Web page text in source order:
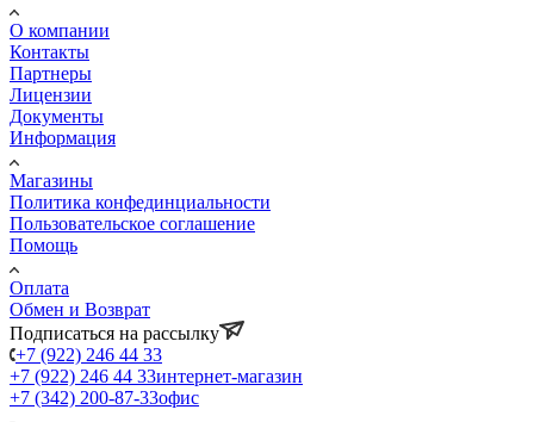
О компании
Контакты
Партнеры
Лицензии
Документы
Информация
Магазины
Политика конфединциальности
Пользовательское соглашение
Помощь
Оплата
Обмен и Возврат
Подписаться на рассылку
+7 (922) 246 44 33
+7 (922) 246 44 33интернет-магазин
+7 (342) 200-87-33офис